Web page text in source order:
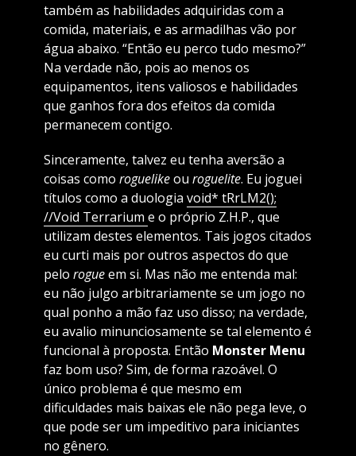
também as habilidades adquiridas com a
comida, materiais, e as armadilhas vão por
água abaixo. “Então eu perco tudo mesmo?”
Na verdade não, pois ao menos os
equipamentos, itens valiosos e habilidades
que ganhos fora dos efeitos da comida
permanecem contigo.
Sinceramente, talvez eu tenha aversão a
coisas como roguelikeou roguelite. Eu joguei
títulos como a duologia void* tRrLM2();
//Void Terrarium e o próprio Z.H.P., que
utilizam destes elementos. Tais jogos citados
eu curti mais por outros aspectos do que
pelo rogueem si. Mas não me entenda mal:
eu não julgo arbitrariamente se um jogo no
qual ponho a mão faz uso disso; na verdade,
eu avalio minunciosamente se tal elemento é
funcional à proposta. Então Monster Menu
faz bom uso? Sim, de forma razoável. O
único problema é que mesmo em
dificuldades mais baixas ele não pega leve, o
que pode ser um impeditivo para iniciantes
no gênero.